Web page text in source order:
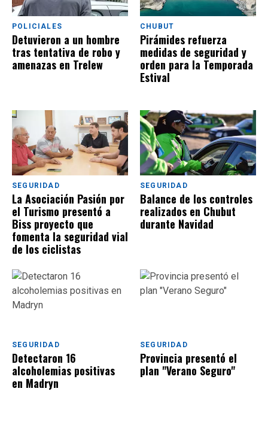
POLICIALES
Detuvieron a un hombre
tras tentativa de robo y
amenazas en Trelew
CHUBUT
Pirámides refuerza
medidas de seguridad y
orden para la Temporada
Estival
SEGURIDAD
La Asociación Pasión por
el Turismo presentó a
Biss proyecto que
fomenta la seguridad vial
de los ciclistas
SEGURIDAD
Balance de los controles
realizados en Chubut
durante Navidad
SEGURIDAD
Detectaron 16
alcoholemias positivas
en Madryn
SEGURIDAD
Provincia presentó el
plan "Verano Seguro"